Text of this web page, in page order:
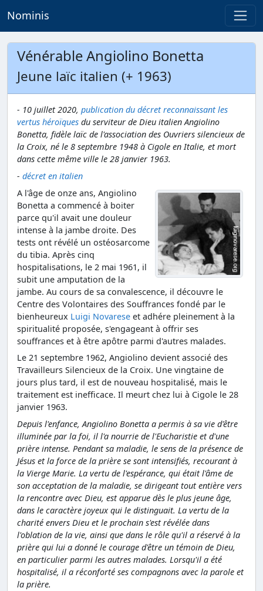
Nominis
Vénérable Angiolino Bonetta
Jeune laïc italien (+ 1963)
- 10 juillet 2020, publication du décret reconnaissant les
vertus héroïques du serviteur de Dieu italien Angiolino
Bonetta, fidèle laïc de l'association des Ouvriers silencieux de
la Croix, né le 8 septembre 1948 à Cigole en Italie, et mort
dans cette même ville le 28 janvier 1963.
- décret en italien
A l'âge de onze ans, Angiolino
Bonetta a commencé à boiter
parce qu'il avait une douleur
intense à la jambe droite. Des
tests ont révélé un ostéosarcome
du tibia. Après cinq
hospitalisations, le 2 mai 1961, il
subit une amputation de la
jambe. Au cours de sa convalescence, il découvre le
Centre des Volontaires des Souffrances fondé par le
bienheureux Luigi Novarese et adhére pleinement à la
spiritualité proposée, s'engageant à offrir ses
souffrances et à être apôtre parmi d'autres malades.
Le 21 septembre 1962, Angiolino devient associé des
Travailleurs Silencieux de la Croix. Une vingtaine de
jours plus tard, il est de nouveau hospitalisé, mais le
traitement est inefficace. Il meurt chez lui à Cigole le 28
janvier 1963.
Depuis l'enfance, Angiolino Bonetta a permis à sa vie d'être
illuminée par la foi, il l'a nourrie de l'Eucharistie et d'une
prière intense. Pendant sa maladie, le sens de la présence de
Jésus et la force de la prière se sont intensifiés, recourant à
la Vierge Marie. La vertu de l'espérance, qui était l'âme de
son acceptation de la maladie, se dirigeant tout entière vers
la rencontre avec Dieu, est apparue dès le plus jeune âge,
dans le caractère joyeux qui le distinguait. La vertu de la
charité envers Dieu et le prochain s'est révélée dans
l'oblation de la vie, ainsi que dans le rôle qu'il a réservé à la
prière qui lui a donné le courage d'être un témoin de Dieu,
en particulier parmi les autres malades. Lorsqu'il a été
hospitalisé, il a réconforté ses compagnons avec la parole et
la prière.